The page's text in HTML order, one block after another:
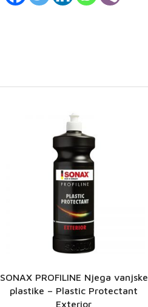
SONAX PROFILINE Njega vanjske
plastike – Plastic Protectant
Exterior
PROFILINE